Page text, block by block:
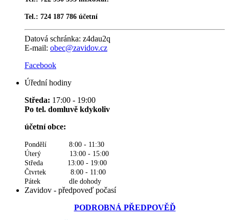
Tel.: 724 187 786 účetní
Datová schránka: z4dau2q
E-mail: obec@zavidov.cz
Facebook
Úřední hodiny
Středa: 17:00 - 19:00
Po tel. domluvě kdykoliv
účetní obce:
Pondělí 8:00 - 11:30
Úterý 13:00 - 15:00
Středa 13:00 - 19:00
Čtvrtek 8:00 - 11:00
Pátek dle dohody
Zavidov - předpoveď počasí
PODROBNÁ PŘEDPOVĚĎ